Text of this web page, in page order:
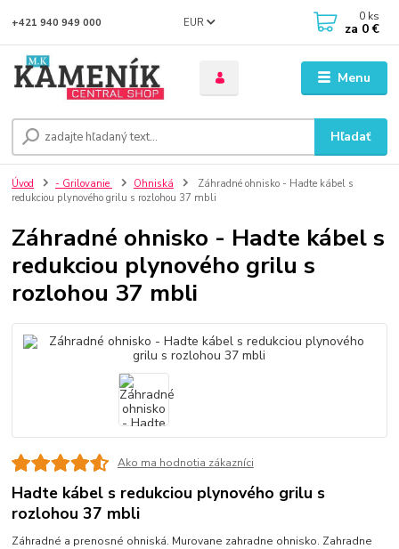
Menu
EUR
Hľadať
+421 940 949 000 0 ks
za 0 €
Úvod - Grilovanie Ohniská
Záhradné ohnisko - Hadte kábel s
redukciou plynového grilu s rozlohou 37 mbli
Záhradné ohnisko - Hadte kábel s
redukciou plynového grilu s
rozlohou 37 mbli
Ako ma hodnotia zákazníci
Hadte kábel s redukciou plynového grilu s
rozlohou 37 mbli
Záhradné a prenosné ohniská. Murovane zahradne ohnisko. Zahradne